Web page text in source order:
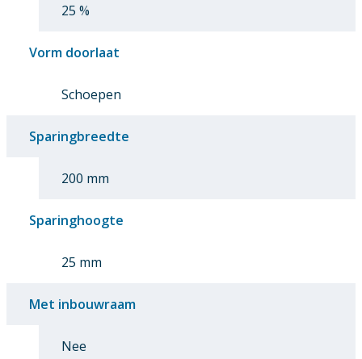
25 %
Vorm doorlaat
Schoepen
Sparingbreedte
200 mm
Sparinghoogte
25 mm
Met inbouwraam
Nee